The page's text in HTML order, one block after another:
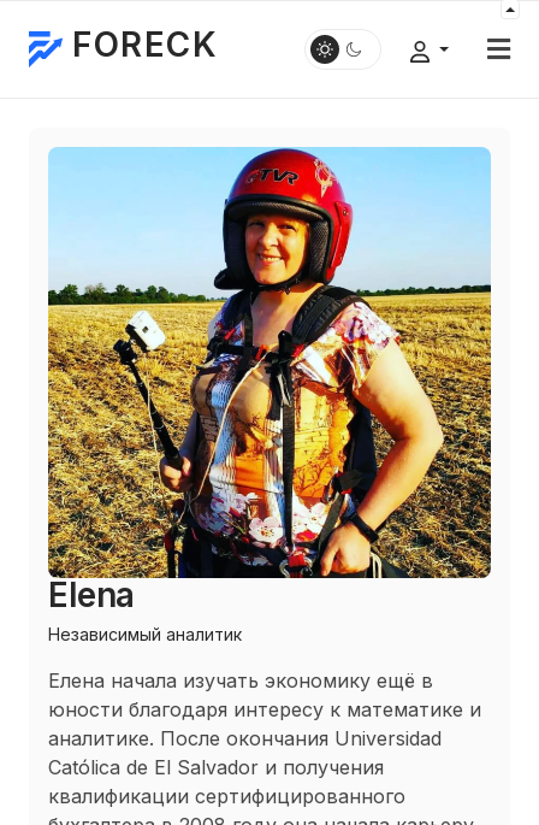
FORECK
Elena
Независимый аналитик
Елена начала изучать экономику ещё в
юности благодаря интересу к математике и
аналитике. После окончания Universidad
Católica de El Salvador и получения
квалификации сертифицированного